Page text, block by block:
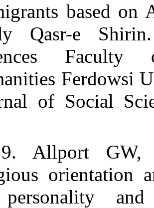
immigrants
study Qasr-
Sciences
humanities
Journal of
9. 9. Allport
religious
of